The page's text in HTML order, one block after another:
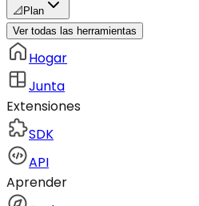
📐 Plan
Ver todas las herramientas
Hogar
Junta
Extensiones
SDK
API
Aprender